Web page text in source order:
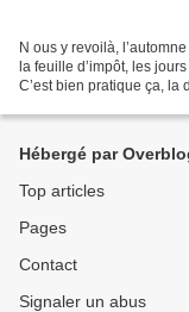
N ous y revoilà,
la feuille d’impôt, les
C’est bien pratique ça, la
Hébergé par
Top articles
Pages
Contact
Signaler un abus